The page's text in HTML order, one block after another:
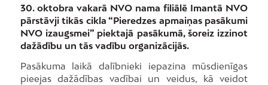
30. oktobra vakarā NVO nama filiālē Imantā NVO
pārstāvji tikās cikla “Pieredzes apmaiņas pasākumi
NVO izaugsmei” piektajā pasākumā, šoreiz izzinot
dažādību un tās vadību organizācijās.
Pasākuma laikā dalībnieki iepazina mūsdienīgas
pieejas dažādības vadībai un veidus, kā veidot